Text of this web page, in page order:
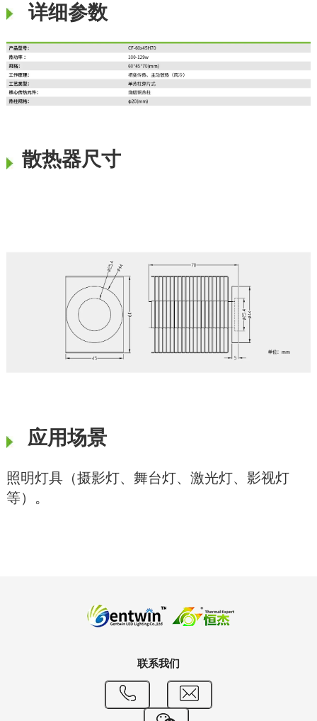
详细参数
散热器尺寸
应用场景
照明灯具（摄影灯、舞台灯、激光灯、影视灯
等）。
联系我们